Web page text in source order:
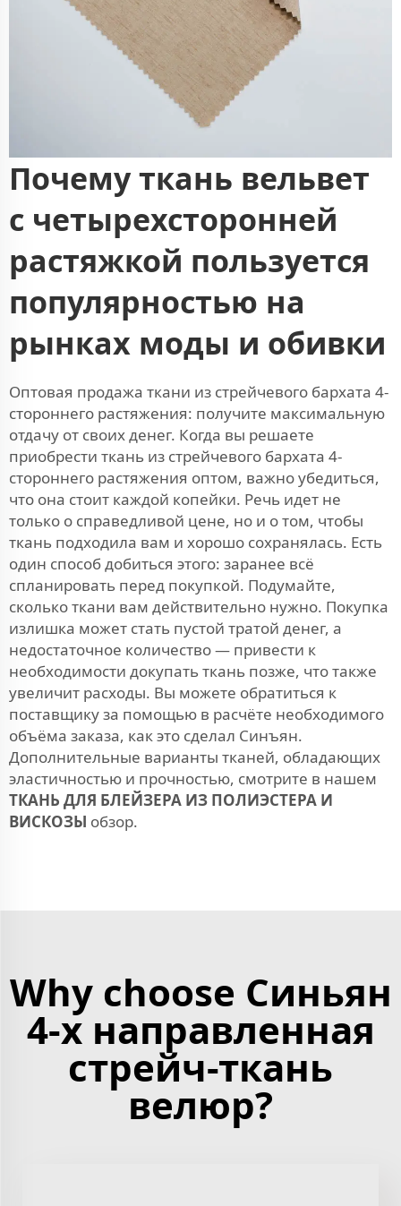
Почему ткань вельвет
с четырехсторонней
растяжкой пользуется
популярностью на
рынках моды и обивки
Оптовая продажа ткани из стрейчевого бархата 4-
стороннего растяжения: получите максимальную
отдачу от своих денег. Когда вы решаете
приобрести ткань из стрейчевого бархата 4-
стороннего растяжения оптом, важно убедиться,
что она стоит каждой копейки. Речь идет не
только о справедливой цене, но и о том, чтобы
ткань подходила вам и хорошо сохранялась. Есть
один способ добиться этого: заранее всё
спланировать перед покупкой. Подумайте,
сколько ткани вам действительно нужно. Покупка
излишка может стать пустой тратой денег, а
недостаточное количество — привести к
необходимости докупать ткань позже, что также
увеличит расходы. Вы можете обратиться к
поставщику за помощью в расчёте необходимого
объёма заказа, как это сделал Синъян.
Дополнительные варианты тканей, обладающих
эластичностью и прочностью, смотрите в нашем
ТКАНЬ ДЛЯ БЛЕЙЗЕРА ИЗ ПОЛИЭСТЕРА И
ВИСКОЗЫ обзор.
Why choose Синьян
4-х направленная
стрейч-ткань
велюр?